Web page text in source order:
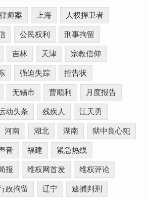
师案 上海 人权捍卫者
公民权利 刑事拘留
吉林 天津 宗教信仰
强迫失踪 控告状
无锡市 曹顺利 月度报告
动头条 残疾人 江天勇
河南 湖北 湖南 狱中良心犯
音 福建 紧急热线
报 维权网首发 维权评论
政拘留 辽宁 逮捕判刑